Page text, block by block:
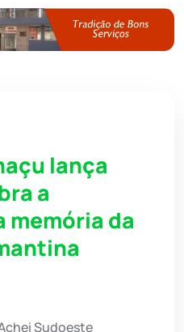
lança
a
memória da
Sudoeste